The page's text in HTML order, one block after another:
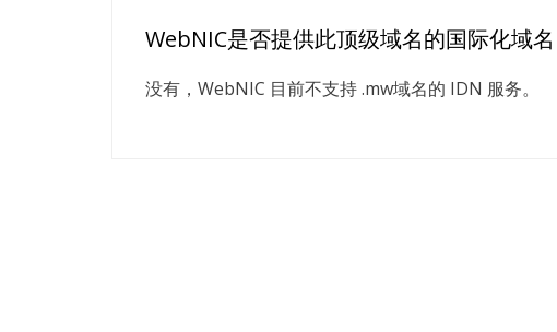
WebNIC是否提供此顶级域名的国际化域
没有，WebNIC 目前不支持 .mw域名的 IDN 服务。